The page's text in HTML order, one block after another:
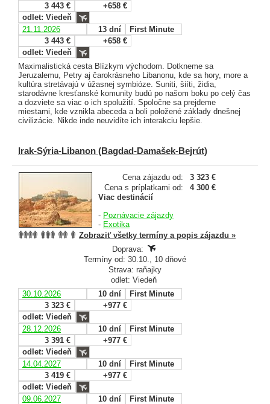
3 443 €
+658 €
odlet: Viedeň
21.11.2026
13 dní
First Minute
3 443 €
+658 €
odlet: Viedeň
Maximalistická cesta Blízkym východom. Dotkneme sa
Jeruzalemu, Petry aj čarokrásneho Libanonu, kde sa hory, more a
kultúra stretávajú v úžasnej symbióze. Suniti, šiíti, židia,
starodávne kresťanské komunity budú po našom boku po celý čas
a dozviete sa viac o ich spolužití. Spoločne sa prejdeme
miestami, kde vznikla abeceda a boli položené základy dnešnej
civilizácie. Nikde inde neuvidíte ich interakciu lepšie.
Irak-Sýria-Libanon (Bagdad-Damašek-Bejrút)
Cena zájazdu od:
3 323 €
Cena s príplatkami od:
4 300 €
Viac destinácií
- Poznávacie zájazdy
- Exotika
Zobraziť všetky termíny a popis zájazdu »
Doprava:
Termíny od: 30.10., 10 dňové
Strava: raňajky
odlet: Viedeň
30.10.2026
10 dní
First Minute
3 323 €
+977 €
odlet: Viedeň
28.12.2026
10 dní
First Minute
3 391 €
+977 €
odlet: Viedeň
14.04.2027
10 dní
First Minute
3 419 €
+977 €
odlet: Viedeň
09.06.2027
10 dní
First Minute